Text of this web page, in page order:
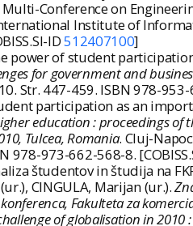
Conference on
Institute of
ID512407100]
power of student
for government and
Str. 447-459. ISBN 978-
participation as an
education : proceedings
Tulcea, Romania. Cluj-
978-973-662-568-8.
študentov in študija na
CINGULA, Marijan (ur.).
Fakulteta za
of globalisation in